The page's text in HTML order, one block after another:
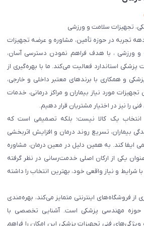
تجهیزات سلامت و ورزشی
تجربه در حوزه تأمین، مشاوره و عرضه تجهیزات
و ورزشی ، با هدف فراهم نمودن دسترسی آسان،
استاندارد فعالیت می‌کند. ما با بهره‌گیری از
و همکاری با برندهای معتبر داخلی و خارجی،
مورد نیاز بیماران و مراکز درمانی، خدمات
را نیز در اختیار مشتریان قرار دهیم.
انتخاب یک کالا نیست؛ بلکه تصمیمی است که
بیماران، تسریع روند درمان و افزایش اثربخشی
ایفا کند. به همین دلیل در معین درمان، مشاوره
یکی از ارکان اصلی خدمت‌رسانی در نظر گرفته
شرایط و نیاز واقعی خود، بهترین انتخاب را داشته
از فروشگاه‌های اینترنتی متمایز می‌کند، بهره‌مندی
حوزه مهندسی پزشکی است. آشنایی تخصصی با
و ویژگی‌های فنی تجهیزات پزشکی این امکان را فراهم